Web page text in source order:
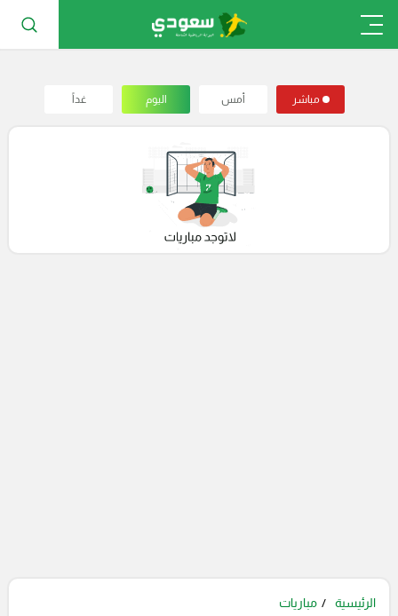
مباشر أمس اليوم غداً
الرئيسية
مباريات